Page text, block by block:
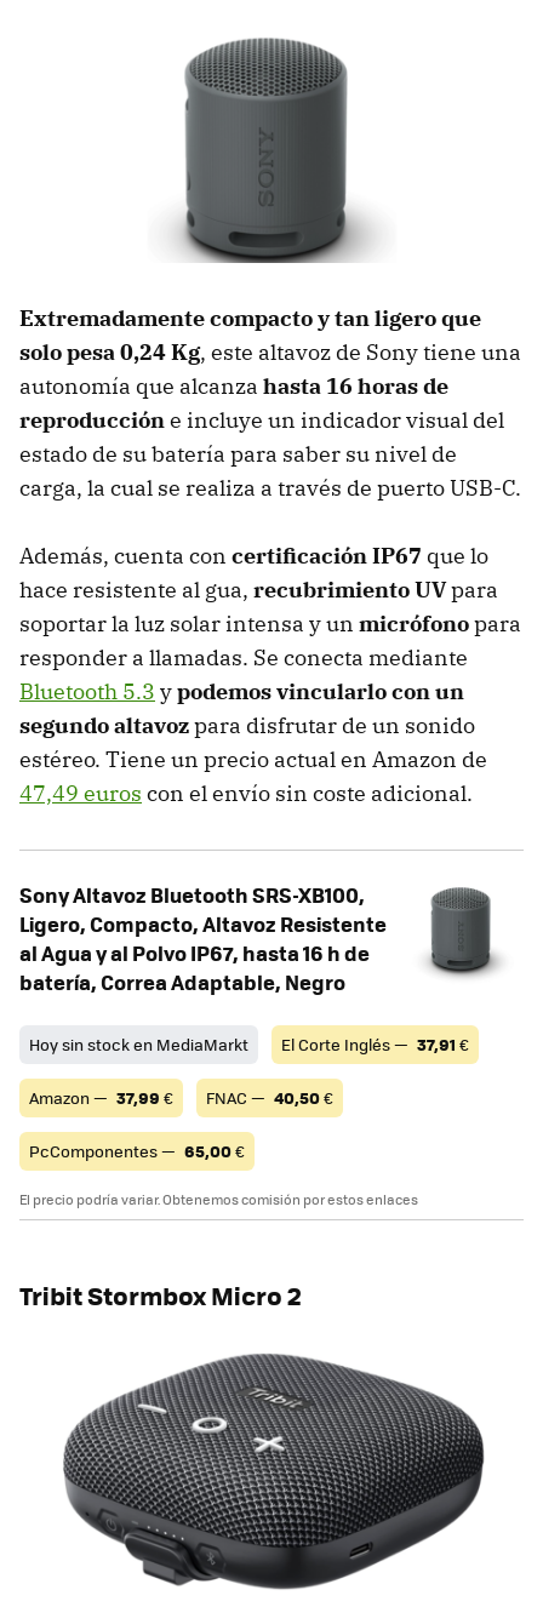
Extremadamente compacto y tan ligero que
solo pesa 0,24 Kg, este altavoz de Sony tiene una
autonomía que alcanza hasta 16 horas de
reproduccióne incluye un indicador visual del
estado de su batería para saber su nivel de
carga, la cual se realiza a través de puerto USB-C.
Además, cuenta con certificación IP67 que lo
hace resistente al gua, recubrimiento UVpara
soportar la luz solar intensa y un micrófonopara
responder a llamadas. Se conecta mediante
Bluetooth 5.3 ypodemos vincularlo con un
segundo altavozpara disfrutar de un sonido
estéreo. Tiene un precio actual en Amazon de
47,49 euros con el envío sin coste adicional.
Sony Altavoz Bluetooth SRS-XB100,
Ligero, Compacto, Altavoz Resistente
al Agua y al Polvo IP67, hasta 16 h de
batería, Correa Adaptable, Negro
Hoy sin stock en MediaMarkt El Corte Inglés — 37,91 €
Amazon — 37,99 € FNAC — 40,50€
PcComponentes — 65,00€
El precio podría variar. Obtenemos comisión por estos enlaces
Tribit Stormbox Micro 2